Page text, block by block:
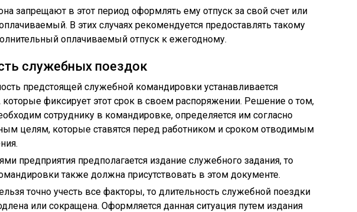
запрещают в этот период оформлять ему отпуск за свой счет или
В этих случаях рекомендуется предоставлять такому
оплачиваемый отпуск к ежегодному.
служебных поездок
предстоящей служебной командировки устанавливается
которые фиксирует этот срок в своем распоряжении. Решение о том,
сотруднику в командировке, определяется им согласно
целям, которые ставятся перед работником и сроком отводимым
предприятия предполагается издание служебного задания, то
также должна присутствовать в этом документе.
точно учесть все факторы, то длительность служебной поездки
или сокращена. Оформляется данная ситуация путем издания